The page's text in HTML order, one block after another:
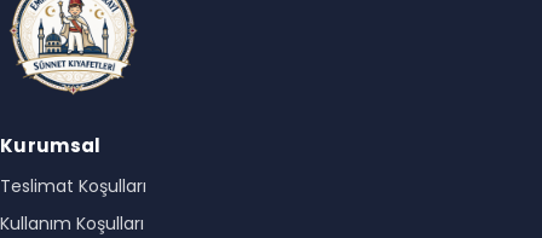
Kurumsal
Teslimat Koşulları
Kullanım Koşulları